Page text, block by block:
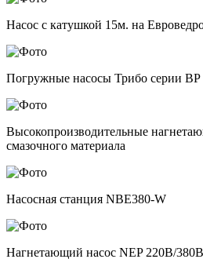
Насос с катушкой 15м. на
Погружные насосы Трибо серии BP
Высокопроизводительные
смазочного материала
Насосная станция NBE380-W
Нагнетающий насос NEP 220В/380В